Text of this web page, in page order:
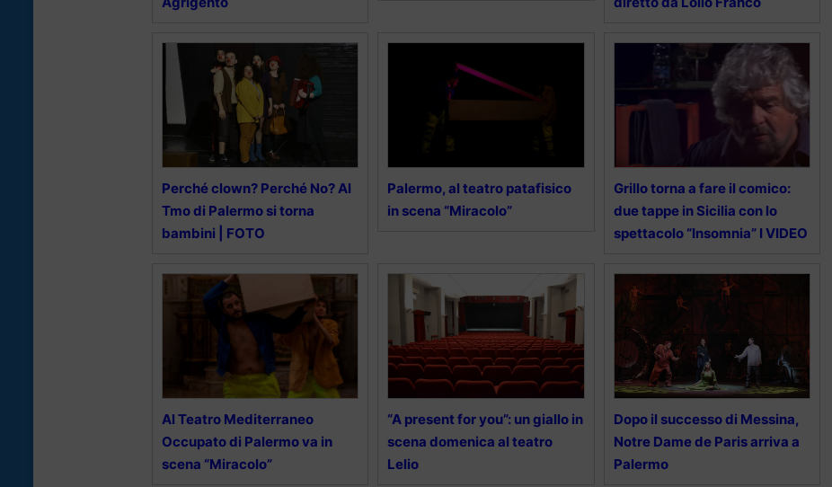
Perché clown? Perché No? Al
Tmo di Palermo si torna
bambini | FOTO
Palermo, al teatro patafisico
in scena “Miracolo”
Grillo torna a fare il comico:
due tappe in Sicilia con lo
spettacolo “Insomnia” I VIDEO
Al Teatro Mediterraneo
Occupato di Palermo va in
scena “Miracolo”
“A present for you”: un giallo in
scena domenica al teatro
Lelio
Dopo il successo di Messina,
Notre Dame de Paris arriva a
Palermo